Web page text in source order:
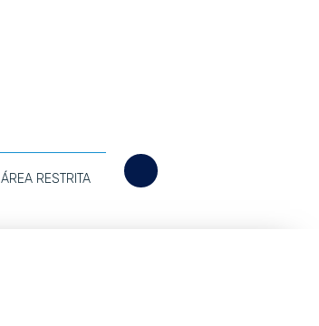
ÁREA RESTRITA